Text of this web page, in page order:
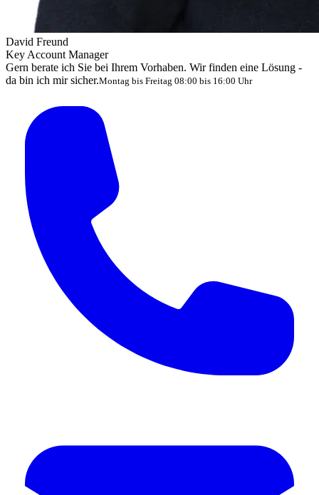
David Freund
Key Account Manager
Gern berate ich Sie bei Ihrem Vorhaben. Wir finden eine Lösung -
da bin ich mir sicher.Montag bis Freitag 08:00 bis 16:00 Uhr